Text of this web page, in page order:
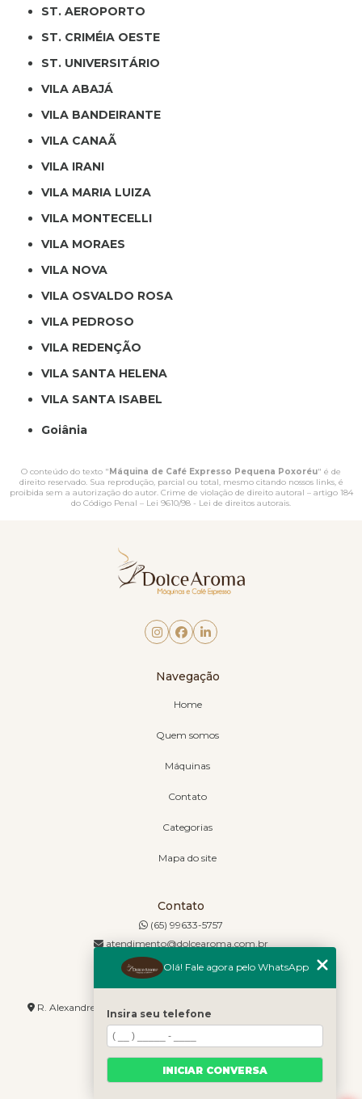
ST. AEROPORTO
ST. CRIMÉIA OESTE
ST. UNIVERSITÁRIO
VILA ABAJÁ
VILA BANDEIRANTE
VILA CANAÃ
VILA IRANI
VILA MARIA LUIZA
VILA MONTECELLI
VILA MORAES
VILA NOVA
VILA OSVALDO ROSA
VILA PEDROSO
VILA REDENÇÃO
VILA SANTA HELENA
VILA SANTA ISABEL
Goiânia
O conteúdo do texto " Máquina de Café Expresso Pequena Poxoréu" é de
direito reservado. Sua reprodução, parcial ou total, mesmo citando nossos links, é
proibida sem a autorização do autor. Crime de violação de direito autoral – artigo 184
do Código Penal – Lei 9610/98 - Lei de direitos autorais.
Navegação
Home
Quem somos
Máquinas
Contato
Categorias
Mapa do site
Contato
(65) 99633-5757
atendimento@dolcearoma.com.br
Endereço
R. Alexandre de Barros, 1730 - Jordão - Cuiabá - MT - 78085-636
Olá! Fale agora pelo WhatsApp
Insira seu telefone
INICIAR CONVERSA